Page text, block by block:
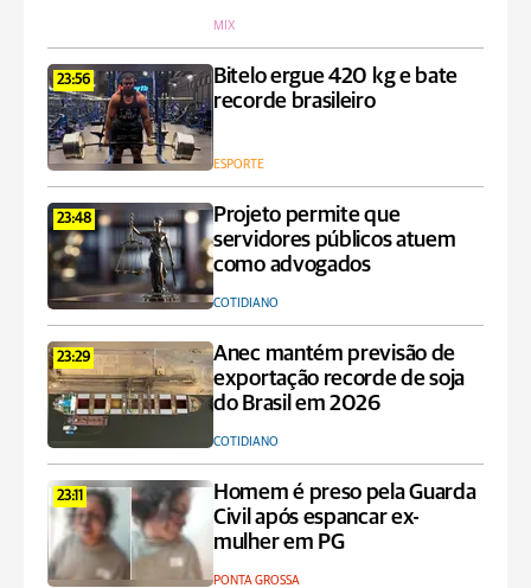
MIX
23:56
Bitelo ergue 420 kg e bate
recorde brasileiro
ESPORTE
23:48
Projeto permite que
servidores públicos atuem
como advogados
COTIDIANO
23:29
Anec mantém previsão de
exportação recorde de soja
do Brasil em 2026
COTIDIANO
23:11
Homem é preso pela Guarda
Civil após espancar ex-
mulher em PG
PONTA GROSSA